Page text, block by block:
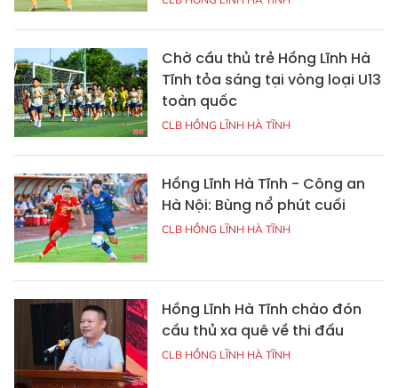
Chờ cầu thủ trẻ Hồng Lĩnh Hà
Tĩnh tỏa sáng tại vòng loại U13
toàn quốc
CLB HỒNG LĨNH HÀ TĨNH
Hồng Lĩnh Hà Tĩnh - Công an
Hà Nội: Bùng nổ phút cuối
CLB HỒNG LĨNH HÀ TĨNH
Hồng Lĩnh Hà Tĩnh chào đón
cầu thủ xa quê về thi đấu
CLB HỒNG LĨNH HÀ TĨNH